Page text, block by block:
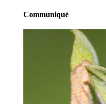
Communiqué